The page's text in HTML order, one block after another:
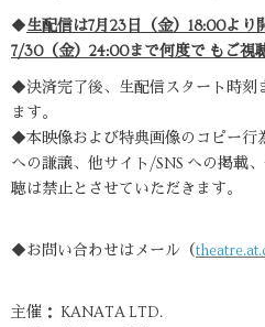
◆生配信は7月23日（金）18:00よ
7/30（金）24:00まで何度で もご視
◆決済完了後、生配信スタート時刻
ます。
◆本映像および特典画像のコピー行
への謙譲、他サイト/SNS への掲載
聴は禁止とさせていただきます。
◆お問い合わせはメール（
主催： KANATA LTD.